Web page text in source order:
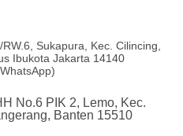
Sukapura, Kec. Cilincing,
Ibukota Jakarta 14140
No.6 PIK 2, Lemo, Kec.
Banten 15510